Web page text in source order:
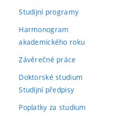
Studijní programy
Harmonogram
akademického roku
Závěrečné práce
Doktorské studium
Studijní předpisy
Poplatky za studium